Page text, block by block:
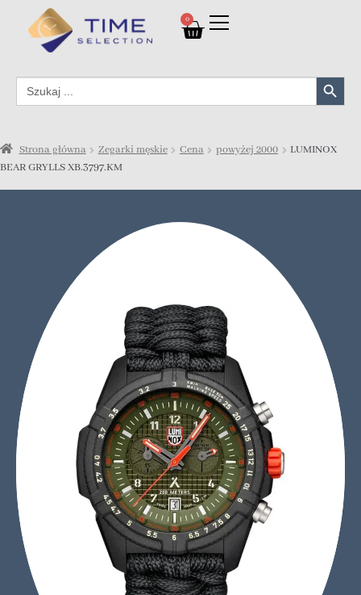
0
Search
for:
Search Button
Strona główna Zegarki męskie Cena powyżej 2000
LUMINOX
BEAR GRYLLS XB.3797.KM